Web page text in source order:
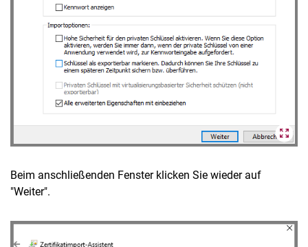
Beim anschließenden Fenster klicken Sie wieder auf
"Weiter".